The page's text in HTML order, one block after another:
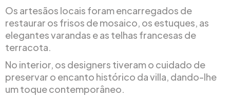
Os artesãos locais foram encarregados de
restaurar os frisos de mosaico, os estuques, as
elegantes varandas e as telhas francesas de
terracota.
No interior, os designers tiveram o cuidado de
preservar o encanto histórico da villa, dando-lhe
um toque contemporâneo.